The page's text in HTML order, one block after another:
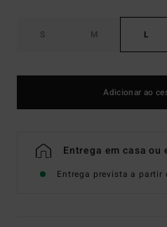
S M L
Adicionar ao
Entrega em casa ou
Entrega prevista a partir